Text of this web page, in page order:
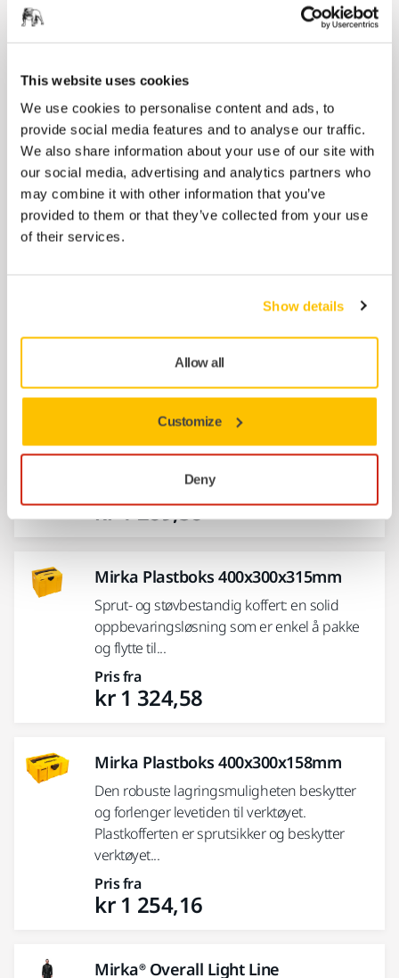
This website uses cookies
We use cookies to personalise content and ads, to
provide social media features and to analyse our traffic.
We also share information about your use of our site with
our social media, advertising and analytics partners who
may combine it with other information that you’ve
provided to them or that they’ve collected from your use
of their services.
Show details
Allow all
Customize
Deny
Filter Lids 125µm for Paint Cup System
Pris fra
kr 906,25
Mini-File 20x42mm Fin/Grov
Bruk på større områder (i forhold til
Mirka Plastboks 400x300x210mm
Sprut- og støvbestandig koffert: en solid
oppbevaringsløsning som er enkel å pakke
og flytte til...
kr 1 289,38
Mirka Plastboks 400x300x315mm
Sprut- og støvbestandig koffert: en solid
oppbevaringsløsning som er enkel å pakke
og flytte til...
Pris fra
kr 1 324,58
Mirka Plastboks 400x300x158mm
Den robuste lagringsmuligheten beskytter
og forlenger levetiden til verktøyet.
Plastkofferten er sprutsikker og beskytter
verktøyet...
Pris fra
kr 1 254,16
Mirka® Overall Light Line